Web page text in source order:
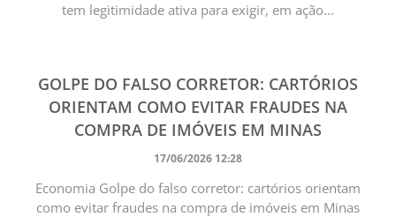
tem legitimidade ativa para exigir, em ação...
GOLPE DO FALSO CORRETOR: CARTÓRIOS
ORIENTAM COMO EVITAR FRAUDES NA
COMPRA DE IMÓVEIS EM MINAS
17/06/2026 12:28
Economia Golpe do falso corretor: cartórios orientam
como evitar fraudes na compra de imóveis em Minas